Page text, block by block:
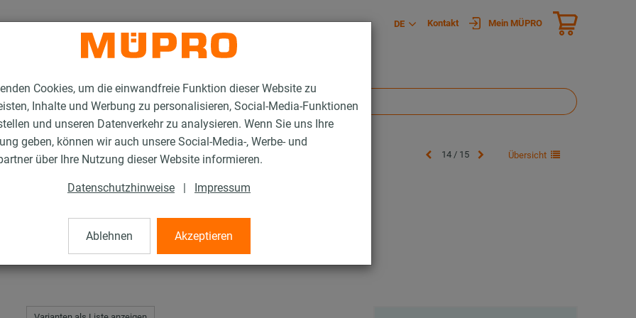
Cookies, um die einwandfreie Funktion dieser Website zu
Inhalte und Werbung zu personalisieren, Social-Media-Funktionen
und unseren Datenverkehr zu analysieren. Wenn Sie uns Ihre
geben, können wir auch unsere Social-Media-, Werbe- und
über Ihre Nutzung dieser Website informieren.
Datenschutzhinweise | Impressum
Ablehnen Akzeptieren
DE Kontakt Mein MÜPRO
Feuerverzinkte Produkte für Rohrschlitten und Zubehör Rohrschellen DIN 3567 14 / 15 Übersicht